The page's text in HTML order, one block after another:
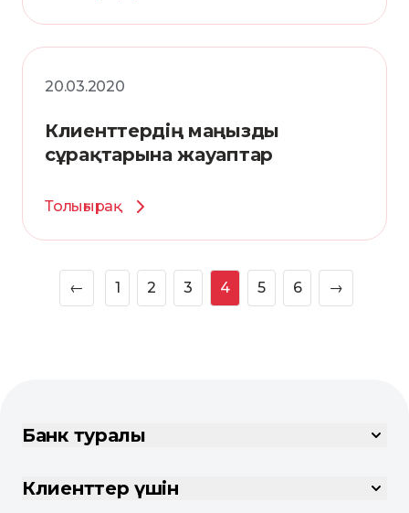
20.03.2020
Клиенттердің маңызды
сұрақтарына жауаптар
Толығырақ
← 1 2 3 4 5 6 →
Банк туралы
Клиенттер үшін